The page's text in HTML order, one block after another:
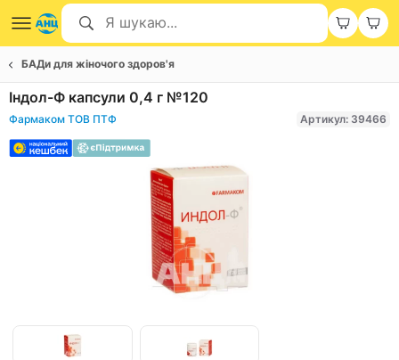
БАДи для жіночого здоров'я
Індол-Ф капсули 0,4 г №120
Фармаком ТОВ ПТФ Артикул: 39466
Item